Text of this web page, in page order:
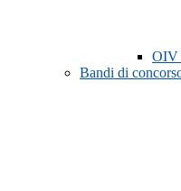
OIV
Bandi di